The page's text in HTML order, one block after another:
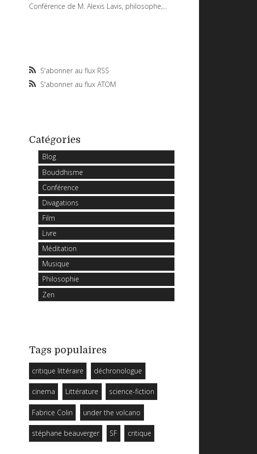
Conférence de M. Alexis Lavis, philosophe,...
S'abonner au flux RSS
S'abonner au flux ATOM
Catégories
Blog
Bouddhisme
Conférence
Divagations
Film
Livre
Méditation
Musique
Philosophie
Zen
Tags populaires
critique littéraire déchronologue
cinema Littérature science-fiction
Fabrice Colin under the volcano
stéphane beauverger SF critique